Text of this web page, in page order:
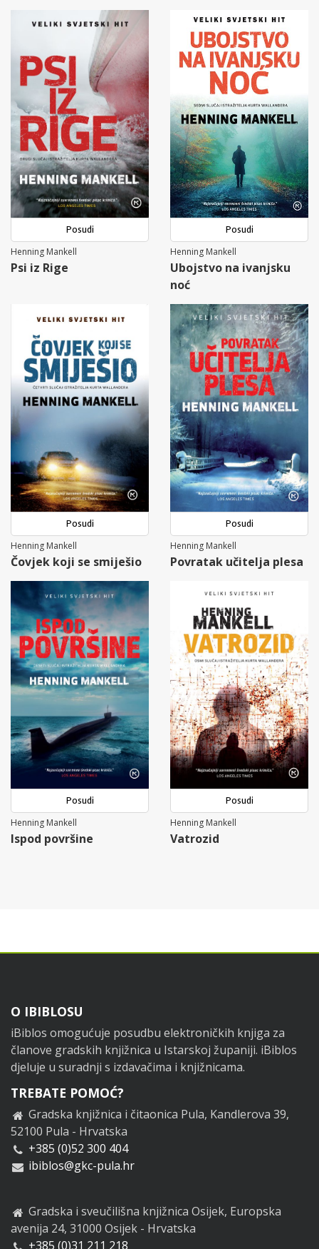
Posudi
Henning Mankell
Psi iz Rige
Posudi
Henning Mankell
Ubojstvo na ivanjsku
noć
Posudi
Henning Mankell
Čovjek koji se smiješio
Posudi
Henning Mankell
Povratak učitelja plesa
Posudi
Henning Mankell
Ispod površine
Posudi
Henning Mankell
Vatrozid
Footer
O IBIBLOSU
iBiblos omogućuje posudbu elektroničkih knjiga za
članove gradskih knjižnica u Istarskoj županiji. iBiblos
djeluje u suradnji s izdavačima i knjižnicama.
TREBATE POMOĆ?
Gradska knjižnica i čitaonica Pula, Kandlerova 39,
52100 Pula - Hrvatska
+385 (0)52 300 404
ibiblos@gkc-pula.hr
Gradska i sveučilišna knjižnica Osijek, Europska
avenija 24, 31000 Osijek - Hrvatska
+385 (0)31 211 218